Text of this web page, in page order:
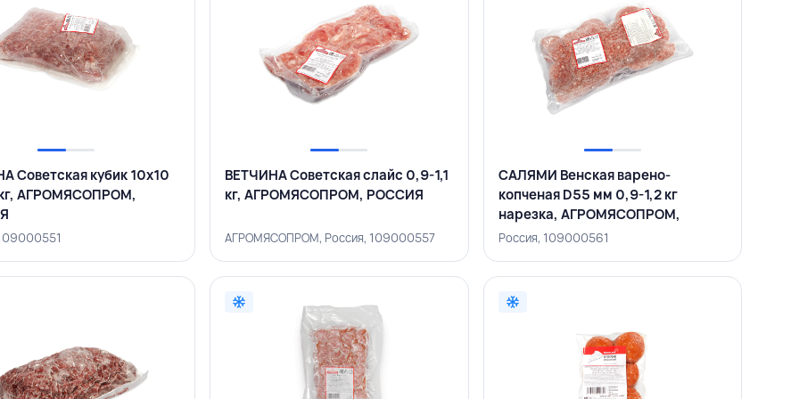
Советская кубик 10х10
АГРОМЯСОПРОМ,
ВЕТЧИНА Советская слайс 0,9-1,1
кг, АГРОМЯСОПРОМ, РОССИЯ
АГРОМЯСОПРОМ, Россия, 109000557
САЛЯМИ Венская варено-
копченая D55 мм 0,9-1,2 кг
нарезка, АГРОМЯСОПРОМ,
РОССИЯ
Россия, 109000561